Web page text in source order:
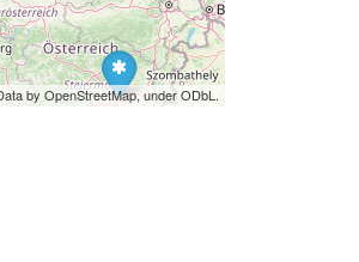
by OpenStreetMap, under ODbL.